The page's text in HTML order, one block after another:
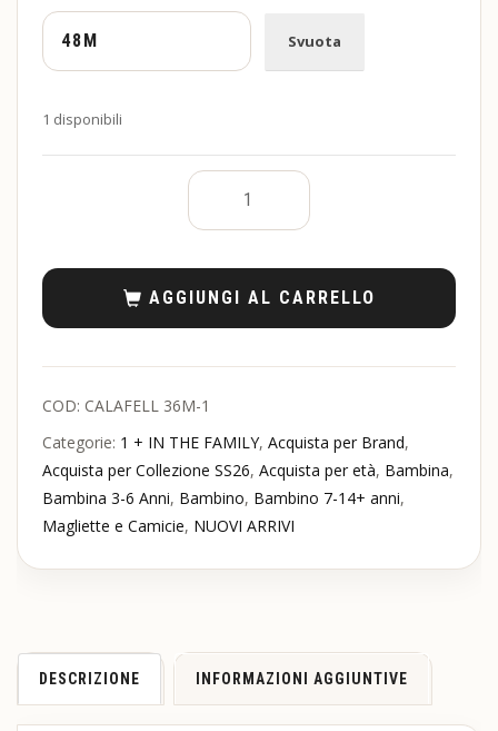
Svuota
1 disponibili
AGGIUNGI AL CARRELLO
COD: CALAFELL 36M-1
Categorie: 1 + IN THE FAMILY, Acquista per Brand,
Acquista per Collezione SS26, Acquista per età, Bambina,
Bambina 3-6 Anni, Bambino, Bambino 7-14+ anni,
Magliette e Camicie, NUOVI ARRIVI
DESCRIZIONE INFORMAZIONI AGGIUNTIVE